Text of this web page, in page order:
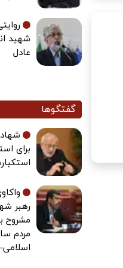
شهید
عادل
گفتگوها
برای
رهبر
مشروح
مردم